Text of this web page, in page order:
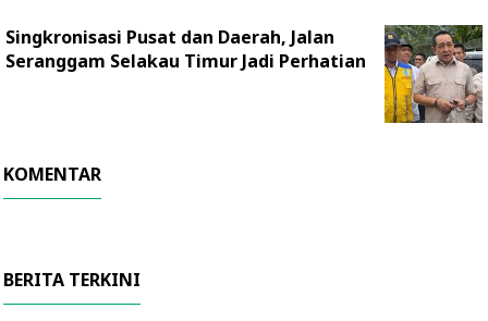
Singkronisasi Pusat dan Daerah, Jalan
Seranggam Selakau Timur Jadi Perhatian
KOMENTAR
BERITA TERKINI